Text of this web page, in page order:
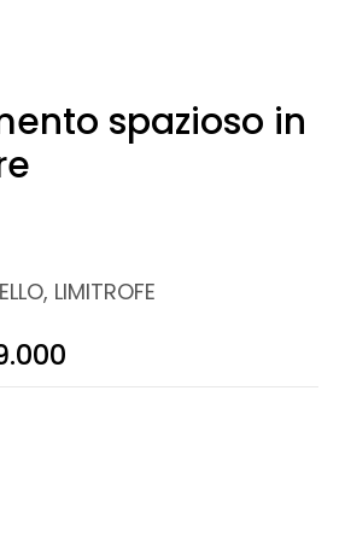
spazioso in
LIMITROFE